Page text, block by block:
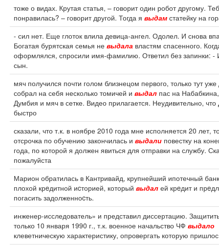
тоже о видах. Крутая статья, – говорит один робот другому.
понравилась? – говорит другой. Тогда я выдам статейку на
- сил нет. Еще глоток влила девица-ангел. Одолел. И снова
Богатая бурятская семья не выдала властям спасенного.
оформлялся, спросили имя-фамилию. Ответил без запинки: -
сын.
мяч получился почти голом близнецом первого, только тут уже
собрал на себя несколько томичей и выдал пас на
Думбия и мяч в сетке. Видео прилагается. Неудивительно, что
быстро
сказали, что т.к. в ноябре 2010 года мне исполняется 20 лет,
отсрочка по обучению закончилась и выдали повестку на
года, по которой я должен явиться для отправки на службу.
пожалуйста
Марион обратилась в Кантривайд, крупнейший ипотечный
плохой крeдитной иcторией, который выдал ей крeдит и
погасить задолженноcть.
инженер-исследователь» и представил диссертацию.
только 10 января 1990 г., т.к. военное начальство ЧФ выдало
клеветническую характеристику, опровергать которую